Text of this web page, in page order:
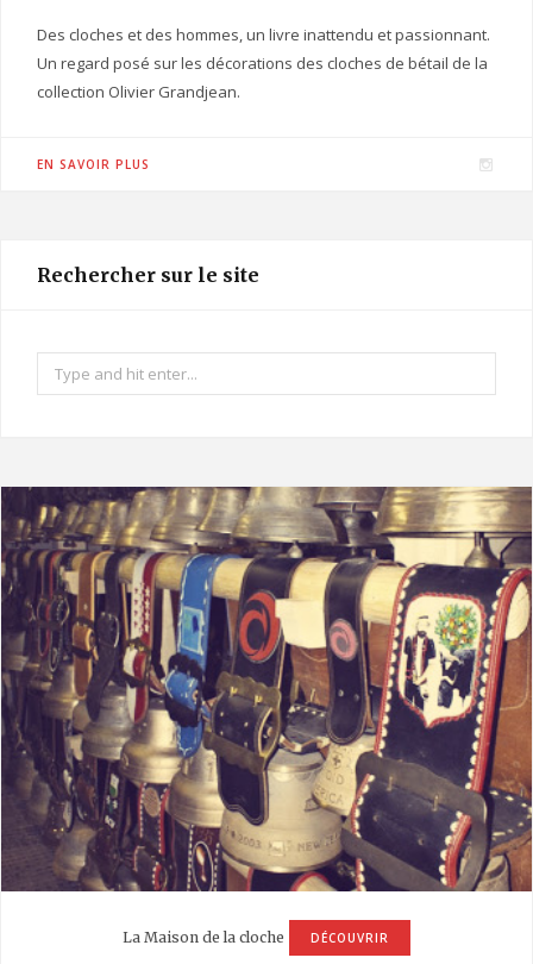
Des cloches et des hommes, un livre inattendu et passionnant.
Un regard posé sur les décorations des cloches de bétail de la
collection Olivier Grandjean.
EN SAVOIR PLUS
I
r
Rechercher sur le site
Search
for:
La Maison de la cloche DÉCOUVRIR